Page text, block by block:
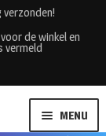
de winkel en
vermeld
MENU